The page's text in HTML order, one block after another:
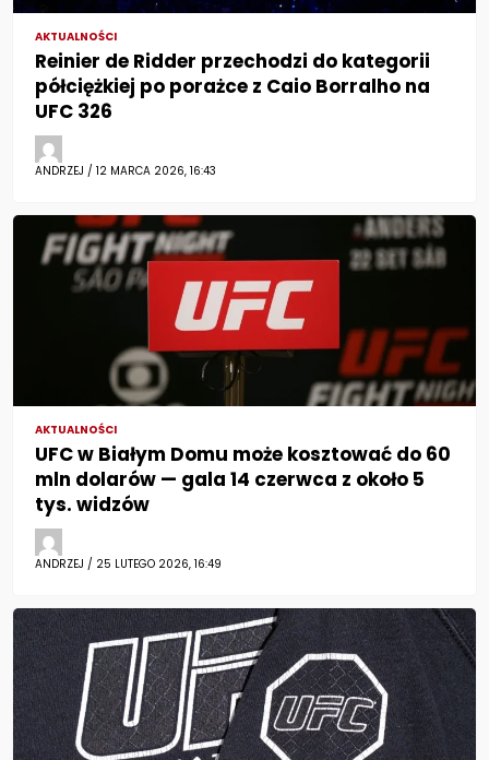
AKTUALNOŚCI
Reinier de Ridder przechodzi do kategorii
półciężkiej po porażce z Caio Borralho na
UFC 326
ANDRZEJ / 12 MARCA 2026, 16:43
AKTUALNOŚCI
UFC w Białym Domu może kosztować do 60
mln dolarów — gala 14 czerwca z około 5
tys. widzów
ANDRZEJ / 25 LUTEGO 2026, 16:49